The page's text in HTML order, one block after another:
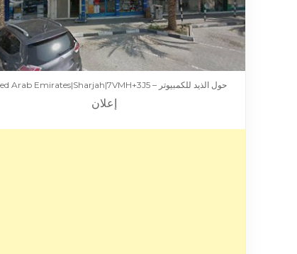
حول الذيد للكمبيوتر – United Arab Emirates|Sharjah|7VMH+3J5
إعلان